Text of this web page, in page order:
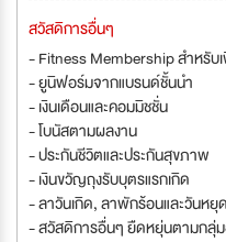
สวัสดิการอื่นๆ
- Fitness Membership สำหรับ
- ยูนิฟอร์มจากแบรนด์ชั้นนำ
- เงินเดือนและคอมมิชชั่น
- โบนัสตามผลงาน
- ประกันชีวิตและประกันสุขภาพ
- เงินขวัญถุงรับบุตรแรกเกิด
- ลาวันเกิด, ลาพักร้อนและวันห
- สวัสดิการอื่นๆ ยืดหยุ่นตามกลุ่